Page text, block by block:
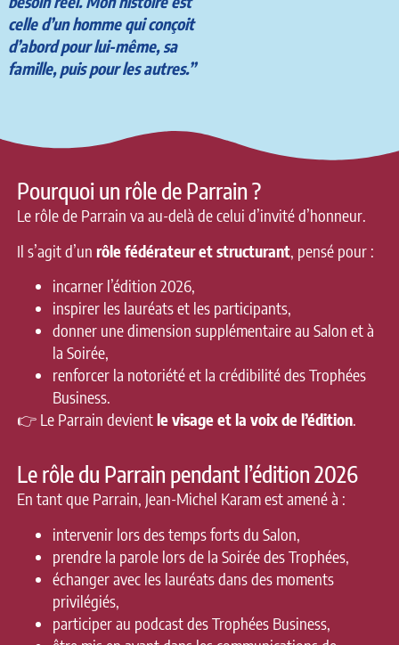
celle d’un homme qui conçoit
d’abord pour lui-même, sa
famille, puis pour les autres.”
Pourquoi un rôle de Parrain ?
Le rôle de Parrain va au-delà de celui d’invité d’honneur.
Il s’agit d’un rôle fédérateur et structurant, pensé pour :
incarner l’édition 2026,
inspirer les lauréats et les participants,
donner une dimension supplémentaire au Salon et à
la Soirée,
renforcer la notoriété et la crédibilité des Trophées
Business.
👉 Le Parrain devientle visage et la voix de l’édition.
Le rôle du Parrain pendant l’édition 2026
En tant que Parrain, Jean-Michel Karam est amené à :
intervenir lors des temps forts du Salon,
prendre la parole lors de la Soirée des Trophées,
échanger avec les lauréats dans des moments
privilégiés,
participer au podcast des Trophées Business,